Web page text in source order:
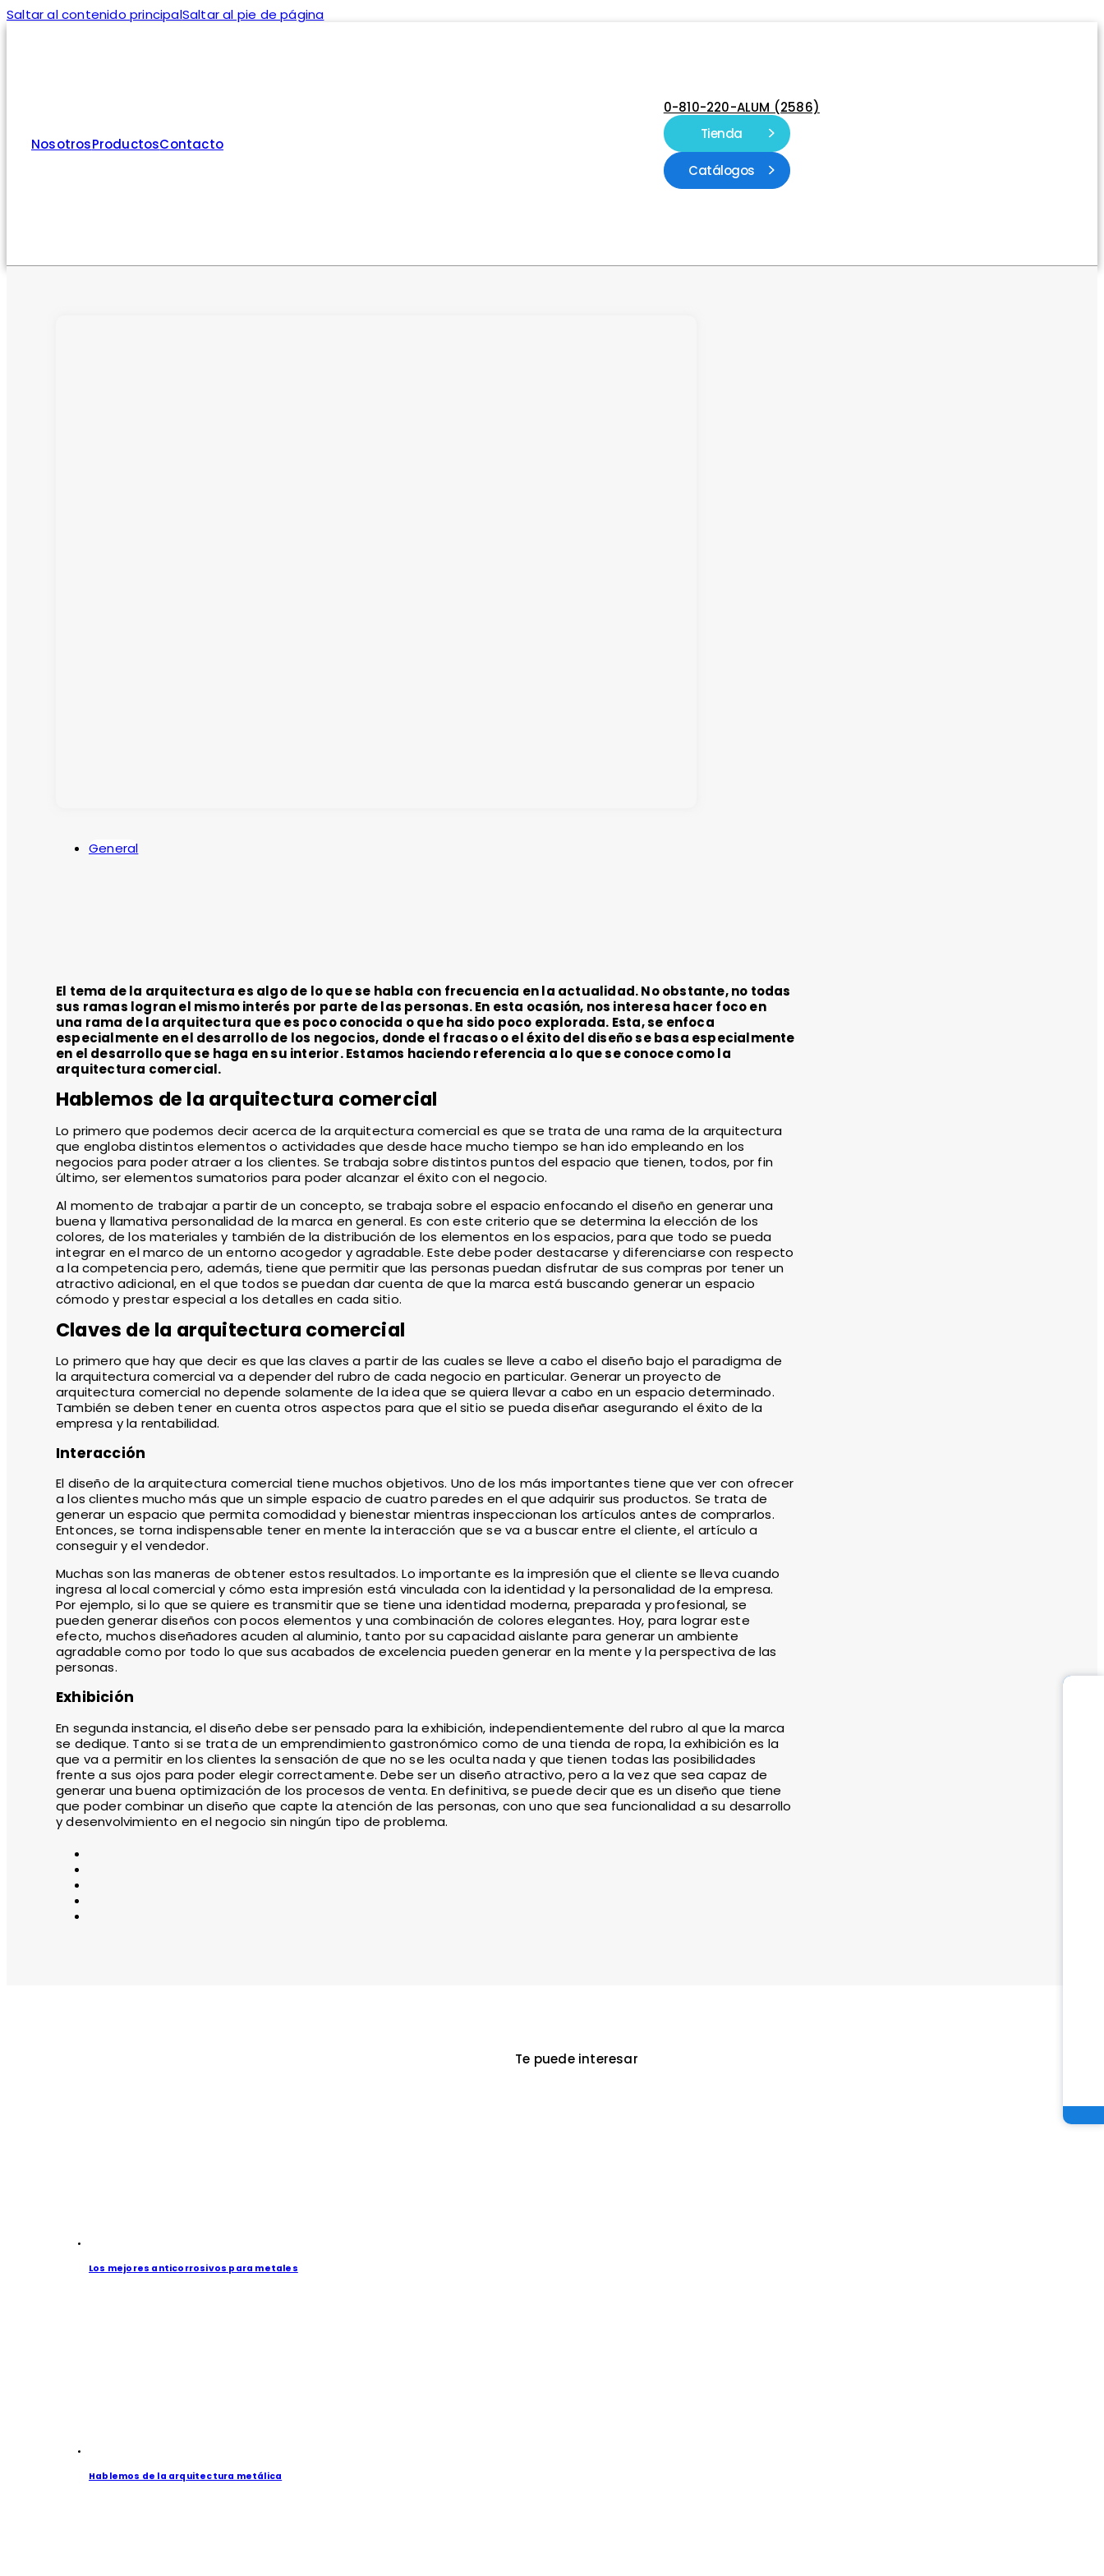
Saltar al contenido principalSaltar al pie de página
NosotrosProductosContacto
0-810-220-ALUM (2586)
Tienda
Catálogos
General
El tema de la arquitectura es algo de lo que se habla con frecuencia en la actualidad. No obstante, no todas
sus ramas logran el mismo interés por parte de las personas. En esta ocasión, nos interesa hacer foco en
una rama de la arquitectura que es poco conocida o que ha sido poco explorada. Esta, se enfoca
especialmente en el desarrollo de los negocios, donde el fracaso o el éxito del diseño se basa especialmente
en el desarrollo que se haga en su interior. Estamos haciendo referencia a lo que se conoce como la
arquitectura comercial.
Hablemos de la arquitectura comercial
Lo primero que podemos decir acerca de la arquitectura comercial es que se trata de una rama de la arquitectura
que engloba distintos elementos o actividades que desde hace mucho tiempo se han ido empleando en los
negocios para poder atraer a los clientes. Se trabaja sobre distintos puntos del espacio que tienen, todos, por fin
último, ser elementos sumatorios para poder alcanzar el éxito con el negocio.
Al momento de trabajar a partir de un concepto, se trabaja sobre el espacio enfocando el diseño en generar una
buena y llamativa personalidad de la marca en general. Es con este criterio que se determina la elección de los
colores, de los materiales y también de la distribución de los elementos en los espacios, para que todo se pueda
integrar en el marco de un entorno acogedor y agradable. Este debe poder destacarse y diferenciarse con respecto
a la competencia pero, además, tiene que permitir que las personas puedan disfrutar de sus compras por tener un
atractivo adicional, en el que todos se puedan dar cuenta de que la marca está buscando generar un espacio
cómodo y prestar especial a los detalles en cada sitio.
Claves de la arquitectura comercial
Lo primero que hay que decir es que las claves a partir de las cuales se lleve a cabo el diseño bajo el paradigma de
la arquitectura comercial va a depender del rubro de cada negocio en particular. Generar un proyecto de
arquitectura comercial no depende solamente de la idea que se quiera llevar a cabo en un espacio determinado.
También se deben tener en cuenta otros aspectos para que el sitio se pueda diseñar asegurando el éxito de la
empresa y la rentabilidad.
Interacción
El diseño de la arquitectura comercial tiene muchos objetivos. Uno de los más importantes tiene que ver con ofrecer
a los clientes mucho más que un simple espacio de cuatro paredes en el que adquirir sus productos. Se trata de
generar un espacio que permita comodidad y bienestar mientras inspeccionan los artículos antes de comprarlos.
Entonces, se torna indispensable tener en mente la interacción que se va a buscar entre el cliente, el artículo a
conseguir y el vendedor.
Muchas son las maneras de obtener estos resultados. Lo importante es la impresión que el cliente se lleva cuando
ingresa al local comercial y cómo esta impresión está vinculada con la identidad y la personalidad de la empresa.
Por ejemplo, si lo que se quiere es transmitir que se tiene una identidad moderna, preparada y profesional, se
pueden generar diseños con pocos elementos y una combinación de colores elegantes. Hoy, para lograr este
efecto, muchos diseñadores acuden al aluminio, tanto por su capacidad aislante para generar un ambiente
agradable como por todo lo que sus acabados de excelencia pueden generar en la mente y la perspectiva de las
personas.
Exhibición
En segunda instancia, el diseño debe ser pensado para la exhibición, independientemente del rubro al que la marca
se dedique. Tanto si se trata de un emprendimiento gastronómico como de una tienda de ropa, la exhibición es la
que va a permitir en los clientes la sensación de que no se les oculta nada y que tienen todas las posibilidades
frente a sus ojos para poder elegir correctamente. Debe ser un diseño atractivo, pero a la vez que sea capaz de
generar una buena optimización de los procesos de venta. En definitiva, se puede decir que es un diseño que tiene
que poder combinar un diseño que capte la atención de las personas, con uno que sea funcionalidad a su desarrollo
y desenvolvimiento en el negocio sin ningún tipo de problema.
Te puede interesar
Los mejores anticorrosivos para metales
Hablemos de la arquitectura metálica